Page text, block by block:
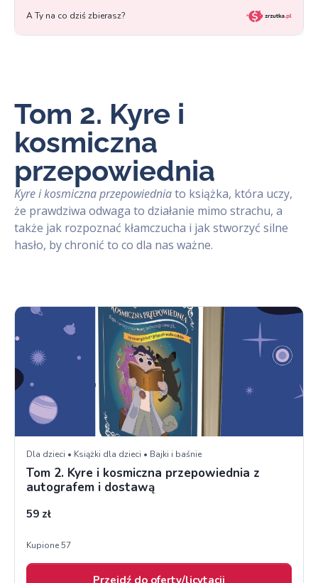
Tom 2. Kyre i
kosmiczna
przepowiednia
Kyre i kosmiczna przepowiedniato książka, która uczy,
że prawdziwa odwaga to działanie mimo strachu, a
także jak rozpoznać kłamczucha i jak stworzyć silne
hasło, by chronić to co dla nas ważne.